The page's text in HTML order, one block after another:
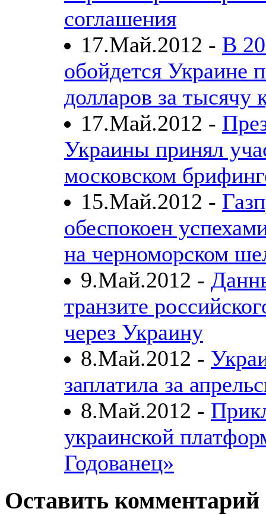
соглашения
17.Май.2012 - В
обойдется Украине
долларов за тысячу
17.Май.2012 -
Украины принял
московском
15.Май.2012 -
обеспокоен
на черноморском
9.Май.2012 -
транзите
через Украину
8.Май.2012 -
заплатила за
8.Май.2012 -
украинской
Годованец»
Оставить комментарий